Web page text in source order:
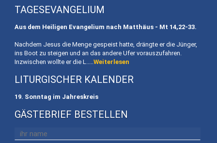
Termine
Gottesdienste
Initiativen
willkommen
TAGESEVANGELIUM
Aus dem Heiligen Evangelium nach Matthäus - Mt 14,22-33.
Nachdem Jesus die Menge gespeist hatte, drängte er die Jünger,
ins Boot zu steigen und an das andere Ufer vorauszufahren.
Inzwischen wollte er die L..... Weiterlesen
LITURGISCHER KALENDER
19. Sonntag im Jahreskreis
GÄSTEBRIEF BESTELLEN